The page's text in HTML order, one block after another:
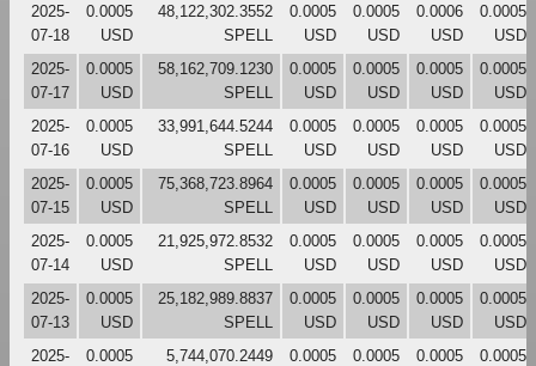
2025-
07-18
0.0005
USD
48,122,302.3552
SPELL
0.0005
USD
0.0005
USD
0.0006
USD
0.0005
USD
2025-
07-17
0.0005
USD
58,162,709.1230
SPELL
0.0005
USD
0.0005
USD
0.0005
USD
0.0005
USD
2025-
07-16
0.0005
USD
33,991,644.5244
SPELL
0.0005
USD
0.0005
USD
0.0005
USD
0.0005
USD
2025-
07-15
0.0005
USD
75,368,723.8964
SPELL
0.0005
USD
0.0005
USD
0.0005
USD
0.0005
USD
2025-
07-14
0.0005
USD
21,925,972.8532
SPELL
0.0005
USD
0.0005
USD
0.0005
USD
0.0005
USD
2025-
07-13
0.0005
USD
25,182,989.8837
SPELL
0.0005
USD
0.0005
USD
0.0005
USD
0.0005
USD
2025-
0.0005
5,744,070.2449
0.0005
0.0005
0.0005
0.0005